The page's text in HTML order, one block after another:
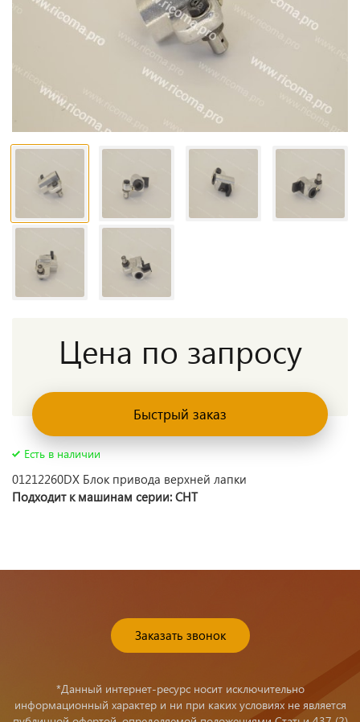
Есть в наличии
01212260DX Блок привода верхней лапки
Подходит к машинам серии: CHT
Цена по запросу
Быстрый заказ
Заказать звонок
*Данный интернет-ресурс носит исключительно
информационный характер и ни при каких условиях не является